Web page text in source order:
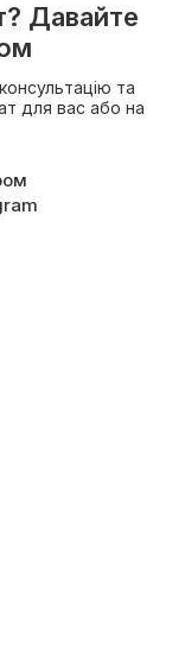
Давайте
та
для вас або на